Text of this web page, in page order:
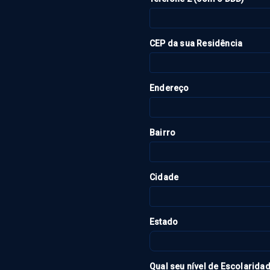
CEP da sua Residência
Endereço
Bairro
Cidade
Estado
Qual seu nível de